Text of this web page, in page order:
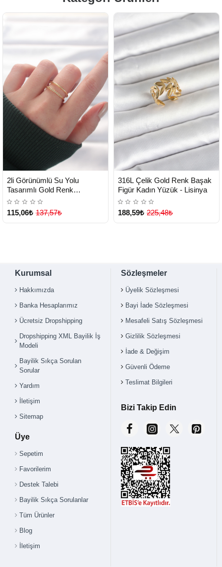
TESLİMAT
Çok Satılan Ürün
2li Görünümlü Su Yolu
Tasarımlı Gold Renk
Ayarlanabilir Yüzük - Lisinya
115,06₺ 137,57₺
TESLİMAT
Yeni Ürün
316L Çelik Gold Renk Başak
Figür Kadın Yüzük - Lisinya
188,59₺ 225,48₺
Kurumsal
Hakkımızda
Banka Hesaplarımız
Ücretsiz Dropshipping
Dropshipping XML Bayilik İş
Modeli
Bayilik Sıkça Sorulan
Sorular
Yardım
İletişim
Sitemap
Üye
Sepetim
Favorilerim
Destek Talebi
Bayilik Sıkça Sorulanlar
Tüm Ürünler
Blog
İletişim
Sözleşmeler
Üyelik Sözleşmesi
Bayi İade Sözleşmesi
Mesafeli Satış Sözleşmesi
Gizlilik Sözleşmesi
İade & Değişim
Güvenli Ödeme
Teslimat Bilgileri
Bizi Takip Edin